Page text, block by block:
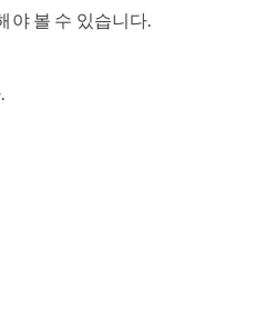
야 볼 수 있습니다.